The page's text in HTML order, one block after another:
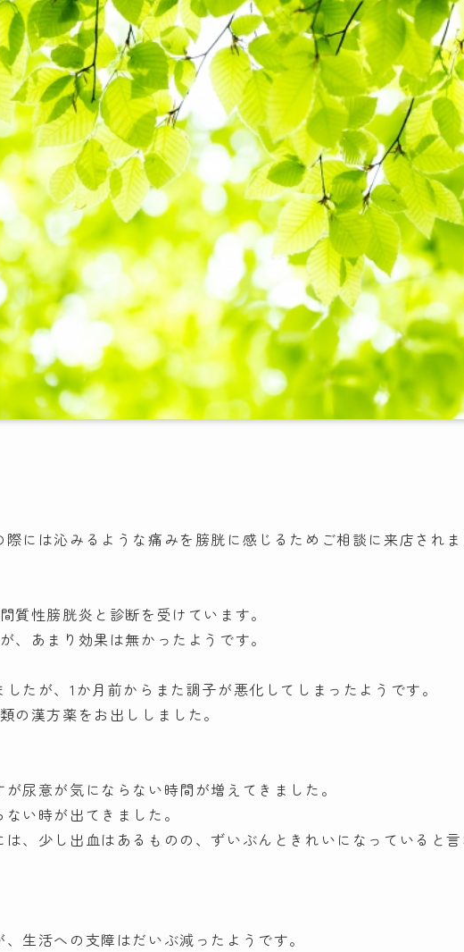
には沁みるような痛みを膀胱に感じるためご相談に来店されま
質性膀胱炎と診断を受けています。
、あまり効果は無かったようです。
たが、1か月前からまた調子が悪化してしまったようです。
の漢方薬をお出ししました。
尿意が気にならない時間が増えてきました。
い時が出てきました。
、少し出血はあるものの、ずいぶんときれいになっていると言
生活への支障はだいぶ減ったようです。